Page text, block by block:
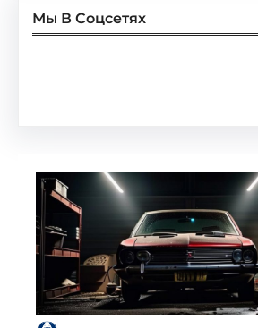
Мы В Соцсетях